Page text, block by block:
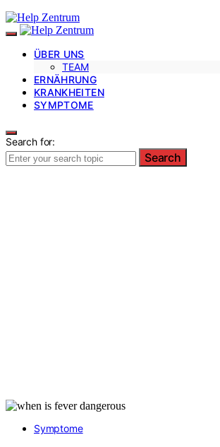
ÜBER UNS
TEAM
ERNÄHRUNG
KRANKHEITEN
SYMPTOME
Search for:
Search
Symptome